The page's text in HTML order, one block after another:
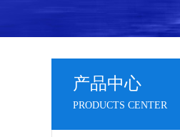
产品中心
PRODUCTS CENTER